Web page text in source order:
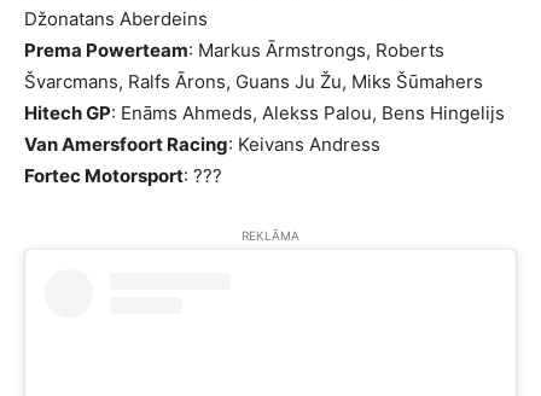
Džonatans Aberdeins
Prema Powerteam: Markus Ārmstrongs, Roberts
Švarcmans, Ralfs Ārons, Guans Ju Žu, Miks Šūmahers
Hitech GP: Enāms Ahmeds, Alekss Palou, Bens Hingelijs
Van Amersfoort Racing: Keivans Andress
Fortec Motorsport: ???
REKLĀMA